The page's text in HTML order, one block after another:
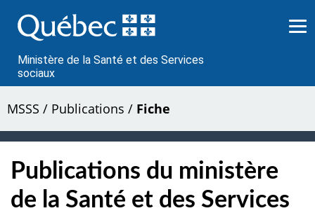
au
contenu
Ministère de la Santé et des Services
sociaux
MSSS / Publications / Fiche
Publications du ministère
de la Santé et des Services